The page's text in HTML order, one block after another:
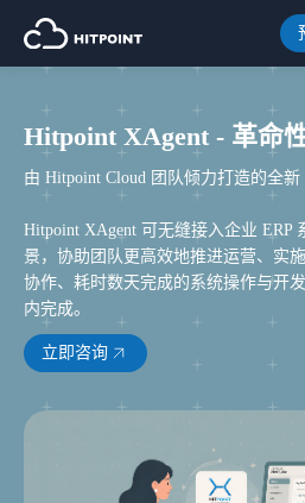
Hitpoint XAgent - 革命
由 Hitpoint Cloud 团队倾力打造的全新
Hitpoint XAgent 可无缝接入企业 ERP
景，协助团队更高效地推进运营、实
协作、耗时数天完成的系统操作与开
内完成。
立即咨询